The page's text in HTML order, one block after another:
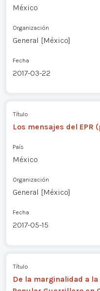
México
Organización
General [México]
Fecha
2017-03-22
Título
Los mensajes del EPR
País
México
Organización
General [México]
Fecha
2017-05-15
Título
De la marginalidad a